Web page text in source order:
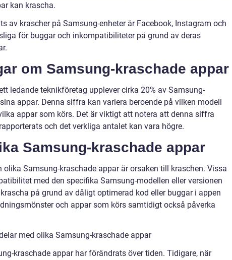
kan krascha.
av krascher på Samsung-enheter är Facebook, Instagram och
för buggar och inkompatibiliteter på grund av deras
om Samsung-kraschade appar
ledande teknikföretag upplever cirka 20% av Samsung-
appar. Denna siffra kan variera beroende på vilken modell
appar som körs. Det är viktigt att notera att denna siffra
och det verkliga antalet kan vara högre.
Samsung-kraschade appar
Samsung-kraschade appar är orsaken till kraschen. Vissa
med den specifika Samsung-modellen eller versionen
på grund av dåligt optimerad kod eller buggar i appen
och appar som körs samtidigt också påverka
med olika Samsung-kraschade appar
kraschade appar har förändrats över tiden. Tidigare, när